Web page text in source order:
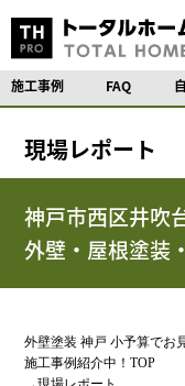
施工事例 FAQ
現場レポート
神戸市西区井
外壁・屋根塗装
外壁塗装 神戸 小予算でお
施工事例紹介中！TOP